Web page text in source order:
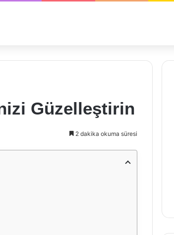
Güzelleştirin
2 dakika okuma süresi